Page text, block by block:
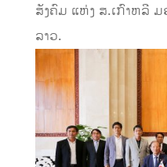
ສັງຄົມ ແຫ່ງ ສ.ເກົາຫລີ
ລາວ.